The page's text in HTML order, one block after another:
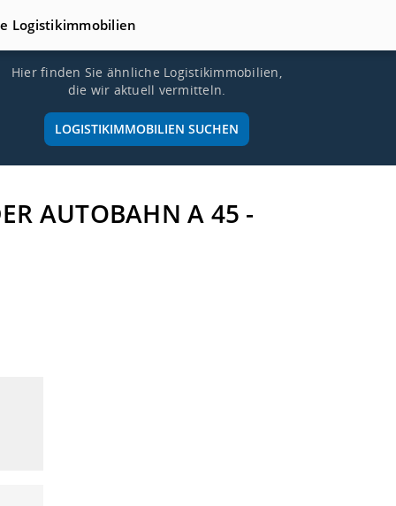
Logistikimmobilien
Hier finden Sie ähnliche Logistikimmobilien,
die wir aktuell vermitteln.
LOGISTIKIMMOBILIEN SUCHEN
AUTOBAHN A 45 -